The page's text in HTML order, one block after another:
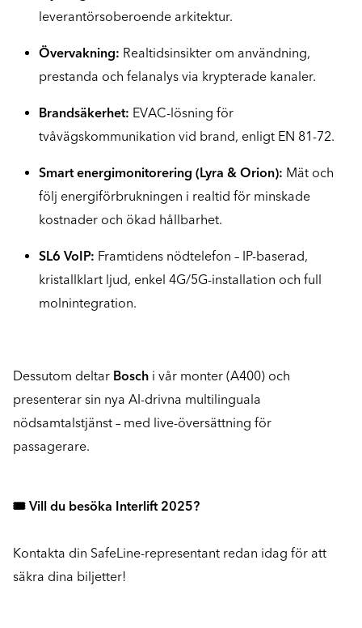
leverantörsoberoende arkitektur.
Övervakning: Realtidsinsikter om användning,
prestanda och felanalys via krypterade kanaler.
Brandsäkerhet: EVAC-lösning för
tvåvägskommunikation vid brand, enligt EN 81-72.
Smart energimonitorering (Lyra & Orion): Mät och
följ energiförbrukningen i realtid för minskade
kostnader och ökad hållbarhet.
SL6 VoIP: Framtidens nödtelefon – IP-baserad,
kristallklart ljud, enkel 4G/5G-installation och full
molnintegration.
Dessutom deltar Bosch i vår monter (A400) och
presenterar sin nya AI-drivna multilinguala
nödsamtalstjänst – med live-översättning för
passagerare.
🎟️ Vill du besöka Interlift 2025?
Kontakta din SafeLine-representant redan idag för att
säkra dina biljetter!